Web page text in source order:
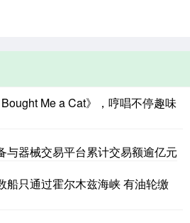
Me a Cat》，哼唱不停趣味
与器械交易平台累计交易额逾亿元
船只通过霍尔木兹海峡 有油轮缴